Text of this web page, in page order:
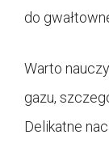
do
Warto
gazu,
Delikatne